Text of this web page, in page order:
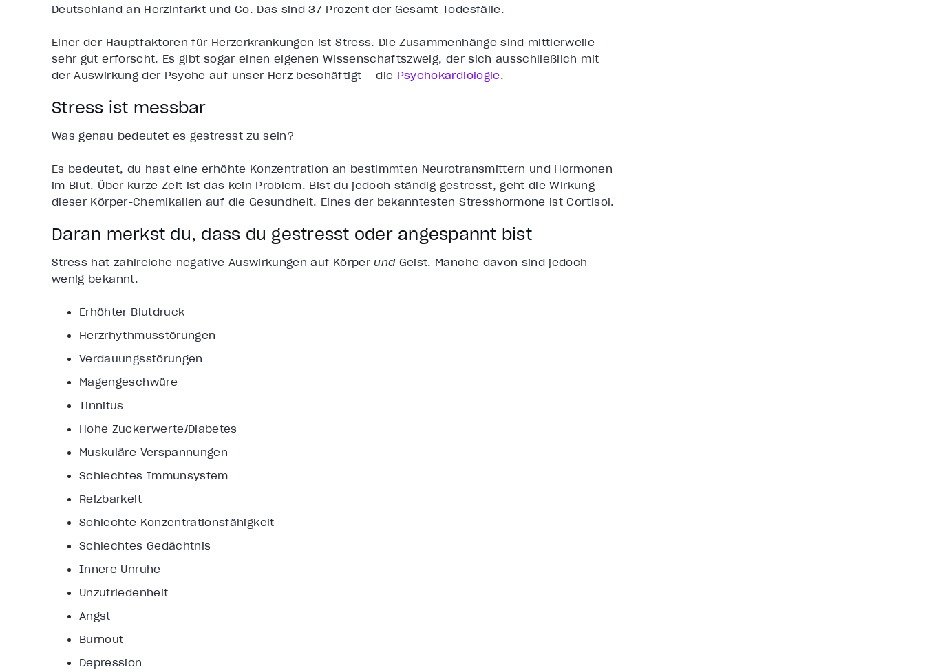
Deutschland an Herzinfarkt und Co. Das sind 37 Prozent der Gesamt-Todesfälle.
Einer der Hauptfaktoren für Herzerkrankungen ist Stress. Die Zusammenhänge sind mittlerweile
sehr gut erforscht. Es gibt sogar einen eigenen Wissenschaftszweig, der sich ausschließlich mit
der Auswirkung der Psyche auf unser Herz beschäftigt – die Psychokardiologie.
Stress ist messbar
Was genau bedeutet es gestresst zu sein?
Es bedeutet, du hast eine erhöhte Konzentration an bestimmten Neurotransmittern und Hormonen
im Blut. Über kurze Zeit ist das kein Problem. Bist du jedoch ständig gestresst, geht die Wirkung
dieser Körper-Chemikalien auf die Gesundheit. Eines der bekanntesten Stresshormone ist Cortisol.
Daran merkst du, dass du gestresst oder angespannt bist
Stress hat zahlreiche negative Auswirkungen auf Körperund Geist. Manche davon sind jedoch
wenig bekannt.
Erhöhter Blutdruck
Herzrhythmusstörungen
Verdauungsstörungen
Magengeschwüre
Tinnitus
Hohe Zuckerwerte/Diabetes
Muskuläre Verspannungen
Schlechtes Immunsystem
Reizbarkeit
Schlechte Konzentrationsfähigkeit
Schlechtes Gedächtnis
Innere Unruhe
Unzufriedenheit
Angst
Burnout
Depression